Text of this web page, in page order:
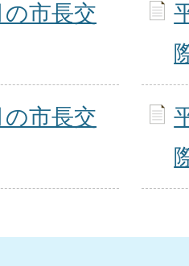
市長交
市長交